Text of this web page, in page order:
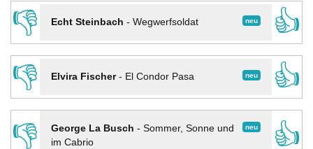
👎
neu
Echt Steinbach - Wegwerfsoldat
👍
👎
neu
Elvira Fischer- El Condor Pasa
👍
👎
neu
George La Busch - Sommer, Sonne und
im Cabrio
👍